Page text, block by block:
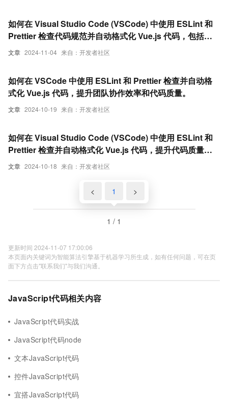
文章 2024-11-04 来自：开发者社区
如何在 Visual Studio Code (VSCode) 中使用 ESLint 和
Prettier 检查代码规范并自动格式化 Vue.js 代码，包括安
装插件、配置 ESLint 和 Prettier 以及 VSCode 设置的具
文章 2024-10-19 来自：开发者社区
如何在 VSCode 中使用 ESLint 和 Prettier 检查并自动格
式化 Vue.js 代码，提升团队协作效率和代码质量。
文章 2024-10-18 来自：开发者社区
如何在 Visual Studio Code (VSCode) 中使用 ESLint 和
Prettier 检查并自动格式化 Vue.js 代码，提升代码质量和
团队协作效率。
< 1 >
1 / 1
更新时间 2024-11-07 17:00:06
本页面内关键词为智能算法引擎基于机器学习所生成，如有任何问题，可在页
面下方点击"联系我们"与我们沟通。
JavaScript代码相关内容
JavaScript代码实战
JavaScript代码node
文本JavaScript代码
控件JavaScript代码
宜搭JavaScript代码